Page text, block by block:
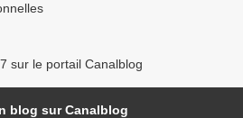
sur le portail Canalblog
blog sur Canalblog